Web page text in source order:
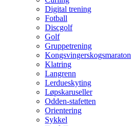
Digital trening
Fotball
Discgolf
Golf
Gruppetrening
Kongsvingerskogsmaraton
Klatring
Langrenn
Lerdueskyting
Løpskaruseller
Odden-stafetten
Orientering
Sykkel